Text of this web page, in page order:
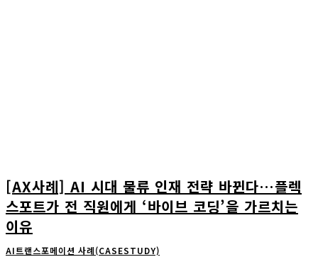
[AX사례] AI 시대 물류 인재 전략 바뀐다…플렉
스포트가 전 직원에게 ‘바이브 코딩’을 가르치는
이유
AI트랜스포메이션 사례(CASESTUDY)